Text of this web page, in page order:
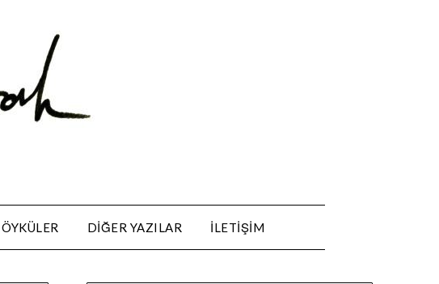
ÖYKÜLER DIĞER YAZILAR ILETIŞIM